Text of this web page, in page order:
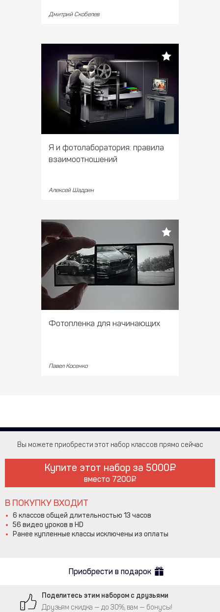
Дмитрий Скобелев
Я и фотолаборатория: правила
взаимоотношений
Алексей Шадрин
Фотопленка для начинающих
Павел Косенко
Вы можете приобрести этот набор классов прямо сейчас
Купите этот набор за 5000
вместо 7200
В ПОКУПКУ ВХОДИТ
6 классов общей длительностью 13 часов
56 видео уроков в HD
Ранее купленные классы исключены из оплаты
Приобрести в подарок
Поделитесь этим набором с друзьями
Друзьям скидка — до 30%, вам — бонусы!